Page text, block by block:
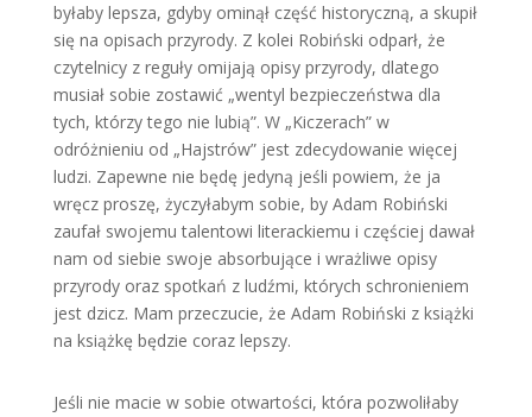
byłaby lepsza, gdyby ominął część historyczną, a skupił
się na opisach przyrody. Z kolei Robiński odparł, że
czytelnicy z reguły omijają opisy przyrody, dlatego
musiał sobie zostawić „wentyl bezpieczeństwa dla
tych, którzy tego nie lubią”. W „Kiczerach” w
odróżnieniu od „Hajstrów” jest zdecydowanie więcej
ludzi. Zapewne nie będę jedyną jeśli powiem, że ja
wręcz proszę, życzyłabym sobie, by Adam Robiński
zaufał swojemu talentowi literackiemu i częściej dawał
nam od siebie swoje absorbujące i wrażliwe opisy
przyrody oraz spotkań z ludźmi, których schronieniem
jest dzicz. Mam przeczucie, że Adam Robiński z książki
na książkę będzie coraz lepszy.
Jeśli nie macie w sobie otwartości, która pozwoliłaby